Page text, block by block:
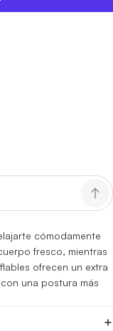
cómodamente
fresco, mientras
ofrecen un extra
una postura más